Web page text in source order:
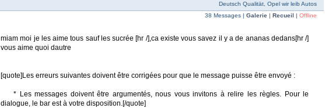
Deutsch Qualität, Opel wir leib Autos
38 Messages | Galerie | Recueil | Offline
miam moi je les aime tous sauf les sucrée [hr /],ca existe vous savez il y a de ananas dedans[hr /]
vous aime quoi dautre
[quote]Les erreurs suivantes doivent être corrigées pour que le message puisse être envoyé :
* Les messages doivent être argumentés, nous vous invitons à relire les règles. Pour le
dialogue, le bar est à votre disposition.[/quote]